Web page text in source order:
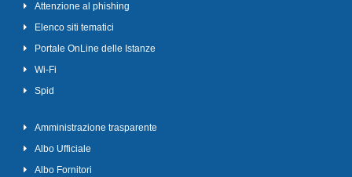
Attenzione al phishing
Elenco siti tematici
Portale OnLine delle Istanze
Wi-Fi
Spid
Amministrazione trasparente
Albo Ufficiale
Albo Fornitori